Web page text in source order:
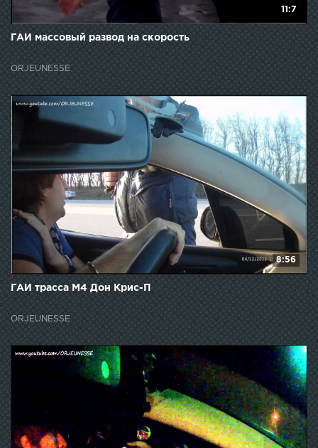
11:7
ГАИ массовый развод на скорость
ORJEUNESSE
8:56
ГАИ трасса М4 Дон Крис-П
ORJEUNESSE